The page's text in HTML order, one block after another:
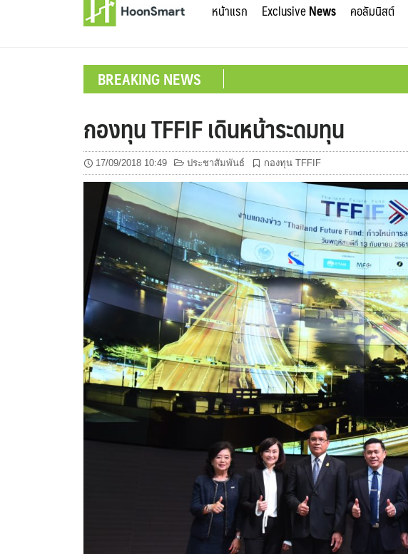
หน้าแรก ExclusiveNews คอลัมนิสต์
BREAKING NEWS
กองทุน TFFIF เดินหน้าระดมทุน
17/09/2018 10:49 ประชาสัมพันธ์ กองทุน TFFIF